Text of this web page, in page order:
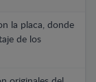
la placa, donde
de los